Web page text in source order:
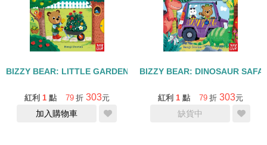
BIZZY BEAR: LITTLE GARDENER/硬頁書+QR CODE
紅利 1 點 79 折 303元
加入購物車
BIZZY BEAR: DINOSAUR
紅利 1 點 79 折 303元
缺貨中